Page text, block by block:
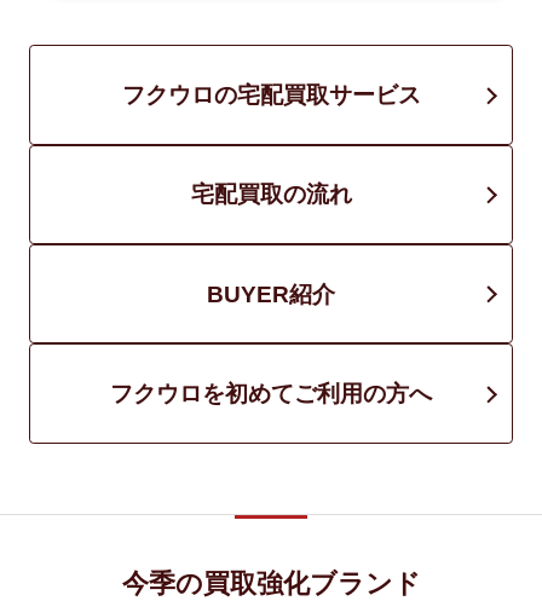
フクウロの宅配買取サービス
宅配買取の流れ
BUYER紹介
フクウロを初めてご利用の方へ
今季の買取強化ブランド